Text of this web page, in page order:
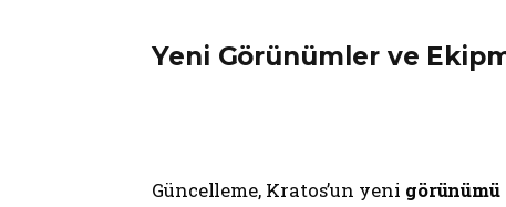
Yeni Görünümler ve
Güncelleme, Kratos’un yeni görünümü